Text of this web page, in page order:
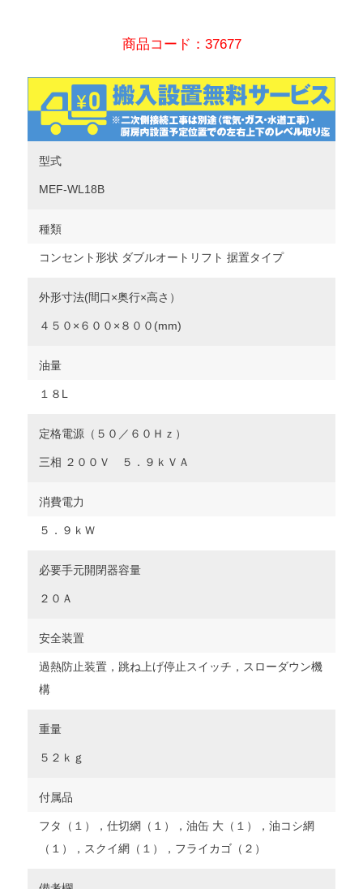
商品コード：37677
型式
MEF-WL18B
種類
コンセント形状 ダブルオートリフト 据置タイプ
外形寸法(間口×奥行×高さ）
４５０×６００×８００(mm)
油量
１８L
定格電源（５０／６０Ｈｚ）
三相 ２００Ｖ ５．９ｋＶＡ
消費電力
５．９ｋＷ
必要手元開閉器容量
２０Ａ
安全装置
過熱防止装置，跳ね上げ停止スイッチ，スローダウン機
構
重量
５２ｋｇ
付属品
フタ（１），仕切網（１），油缶 大（１），油コシ網
（１），スクイ網（１），フライカゴ（２）